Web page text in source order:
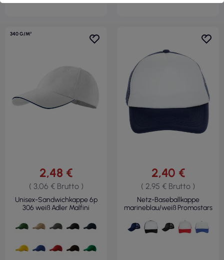
340 G/M²
2,48 €
( 3,06 € Brutto )
Unisex-Sandwichkappe 6p
306 weiß Adler Malfini
2,40 €
( 2,95 € Brutto )
Netz-Baseballkappe
marineblau/weiß Promostars